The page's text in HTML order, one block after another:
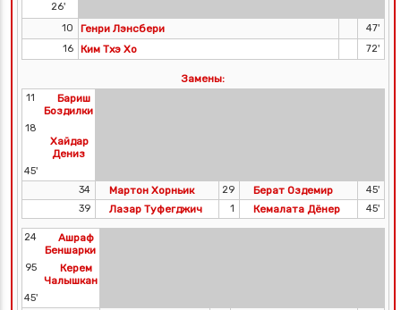
26'
10
Генри Лэнсбери
47'
16
Ким Тхэ Хо 72'
Замены:
11
Бариш
Боздилки
18
Хайдар
Дениз
45'
34
Мартон Хорньик 29 Берат Оздемир
45'
39
Лазар Туфегджич 1 Кемалата Дёнер 45'
24
Ашраф
Беншарки
95
Керем
Чалышкан
45'